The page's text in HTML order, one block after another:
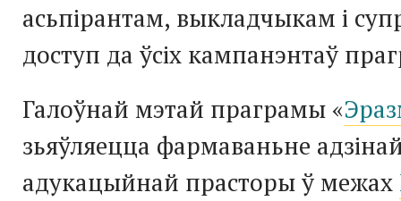
асьпірантам, выкладчыкам і
доступ да ўсіх кампанэнтаў
Галоўнай мэтай праграмы «
зьяўляецца фармаваньне
адукацыйнай прасторы ў межах